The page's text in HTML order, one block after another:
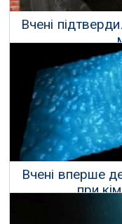
Вчені
Вчені вперше
при